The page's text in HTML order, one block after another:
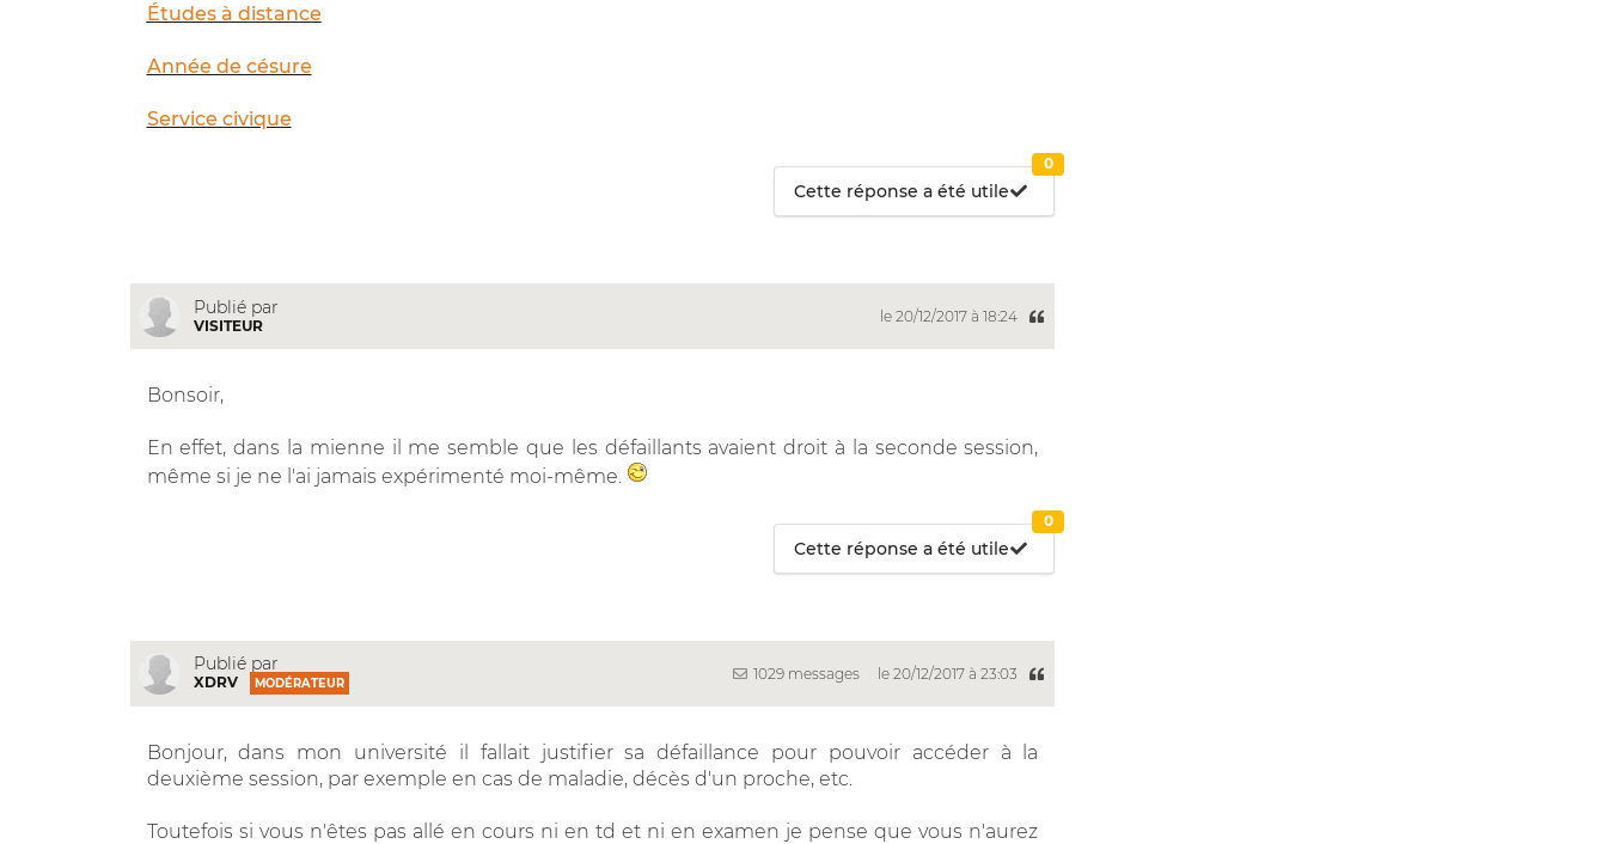
Études à distance
Année de césure
Service civique
Cette réponse a été utile
0
Publié par
VISITEUR
le 20/12/2017 à 18:24
Bonsoir,
En effet, dans la mienne il me semble que les défaillants avaient droit à la seconde session,
même si je ne l'ai jamais expérimenté moi-même.
Cette réponse a été utile
0
Publié par
XDRV MODÉRATEUR
1029 messages le 20/12/2017 à 23:03
Bonjour, dans mon université il fallait justifier sa défaillance pour pouvoir accéder à la
deuxième session, par exemple en cas de maladie, décès d'un proche, etc.
Toutefois si vous n'êtes pas allé en cours ni en td et ni en examen je pense que vous n'aurez